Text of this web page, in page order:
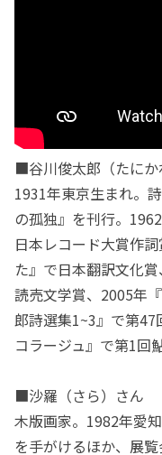
■谷川俊太郎（たにか
1931年東京生まれ。
の孤独』を刊行。
日本レコード大賞作
た』で日本翻訳文化
読売文学賞、2005年
郎詩選集1~3』で第
コラージュ』で第1回
■沙羅（さら）さん
木版画家。1982年愛
を手がけるほか、展